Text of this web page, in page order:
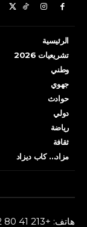
الرئيسية
تشريعيات 2026
وطني
جهوي
حوادث
دولي
رياضة
ثقافة
مزاد… كاب ديزاد
هاتف: +213 41 80 32 62